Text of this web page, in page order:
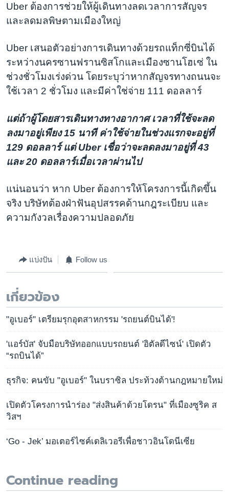
Uber ต้องการช่วยให้ผู้เดินทางลดเวลาการสัญจร
และลดมลพิษตามเมืองใหญ่
Uber เสนอตัวอย่างการเดินทางด้วยรถแท็กซี่บินได้
ระหว่างนครซานฟรานซิสโกและเมืองซานโฮเซ่ ใน
ช่วงชั่วโมงเร่งด่วน โดยระบุว่าหากสัญจรทางถนนจะ
ใช้เวลา 2 ชั่วโมง และมีค่าใช่จ่าย 111 ดอลลาร์
แต่ถ้าผู้โดยสารเดินทางทางอากาศ เวลาที่ใช้จะลด
ลงมาอยู่เพียง 15 นาที ค่าใช้จ่ายในช่วงแรกจะอยู่ที่
129 ดอลลาร์ แต่ Uber เชื่อว่าจะลดลงมาอยู่ที่ 43
และ 20 ดอลลาร์เมื่อเวลาผ่านไป
แน่นอนว่า หาก Uber ต้องการให้โครงการนี้เกิดขึ้น
จริง บริษัทต้องฝ่าฟันอุปสรรคด้านกฎระเบียบ และ
ความกังวลเรื่องความปลอดภัย
แบ่งปัน Follow us
เกี่ยวข้อง
"อูเบอร์" เตรียมรุกอุตสาหกรรม 'รถยนต์บินได้'!
'แอร์บัส' จับมือบริษัทออกแบบรถยนต์ 'อิตัลดีไซน์' เปิดตัว
“รถบินได้”
ธุรกิจ: คนขับ "อูเบอร์" ในบราซิล ประท้วงต้านกฎหมายใหม่
เปิดตัวโครงการนำร่อง "ส่งสินค้าด้วยโดรน" ที่เมืองซูริค ส
วิสฯ
‘Go - Jek’ มอเตอร์ไซค์เดลิเวอรีเพื่อชาวอินโดนีเซีย
Continue reading